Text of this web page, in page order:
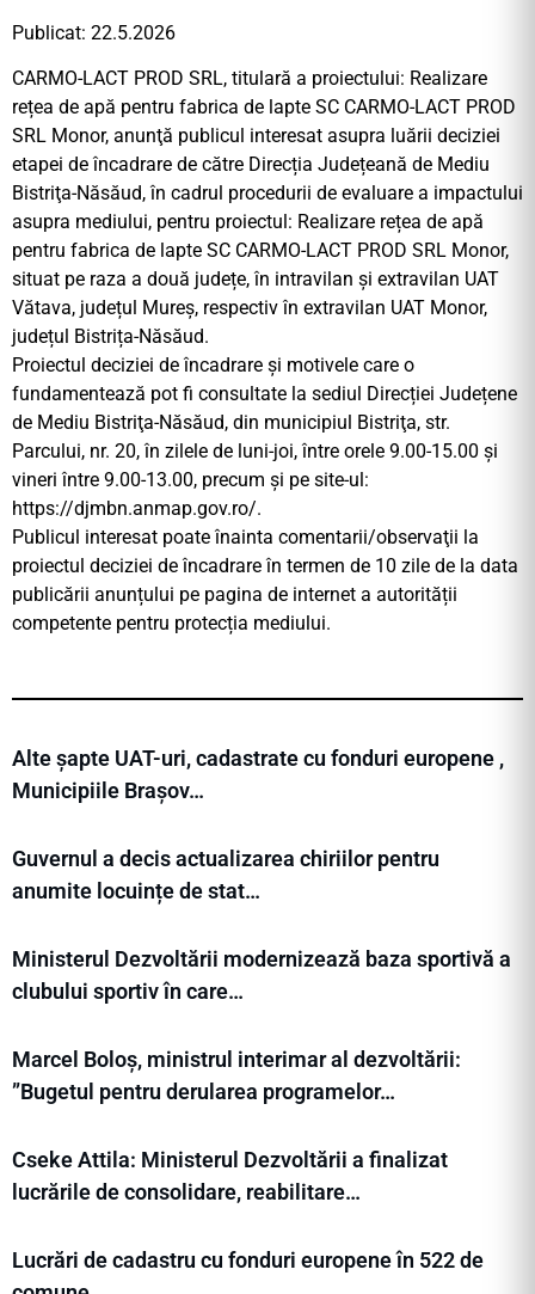
Publicat: 22.5.2026
CARMO-LACT PROD SRL, titulară a proiectului: Realizare
rețea de apă pentru fabrica de lapte SC CARMO-LACT PROD
SRL Monor, anunţă publicul interesat asupra luării deciziei
etapei de încadrare de către Direcția Județeană de Mediu
Bistriţa-Năsăud, în cadrul procedurii de evaluare a impactului
asupra mediului, pentru proiectul: Realizare rețea de apă
pentru fabrica de lapte SC CARMO-LACT PROD SRL Monor,
situat pe raza a două județe, în intravilan și extravilan UAT
Vătava, județul Mureș, respectiv în extravilan UAT Monor,
județul Bistrița-Năsăud.
Proiectul deciziei de încadrare şi motivele care o
fundamentează pot fi consultate la sediul Direcției Județene
de Mediu Bistriţa-Năsăud, din municipiul Bistriţa, str.
Parcului, nr. 20, în zilele de luni-joi, între orele 9.00-15.00 şi
vineri între 9.00-13.00, precum şi pe site-ul:
https://djmbn.anmap.gov.ro/.
Publicul interesat poate înainta comentarii/observaţii la
proiectul deciziei de încadrare în termen de 10 zile de la data
publicării anunțului pe pagina de internet a autorității
competente pentru protecția mediului.
Alte șapte UAT-uri, cadastrate cu fonduri europene ,
Municipiile Brașov…
Guvernul a decis actualizarea chiriilor pentru
anumite locuințe de stat…
Ministerul Dezvoltării modernizează baza sportivă a
clubului sportiv în care…
Marcel Boloș, ministrul interimar al dezvoltării:
”Bugetul pentru derularea programelor…
Cseke Attila: Ministerul Dezvoltării a finalizat
lucrările de consolidare, reabilitare…
Lucrări de cadastru cu fonduri europene în 522 de